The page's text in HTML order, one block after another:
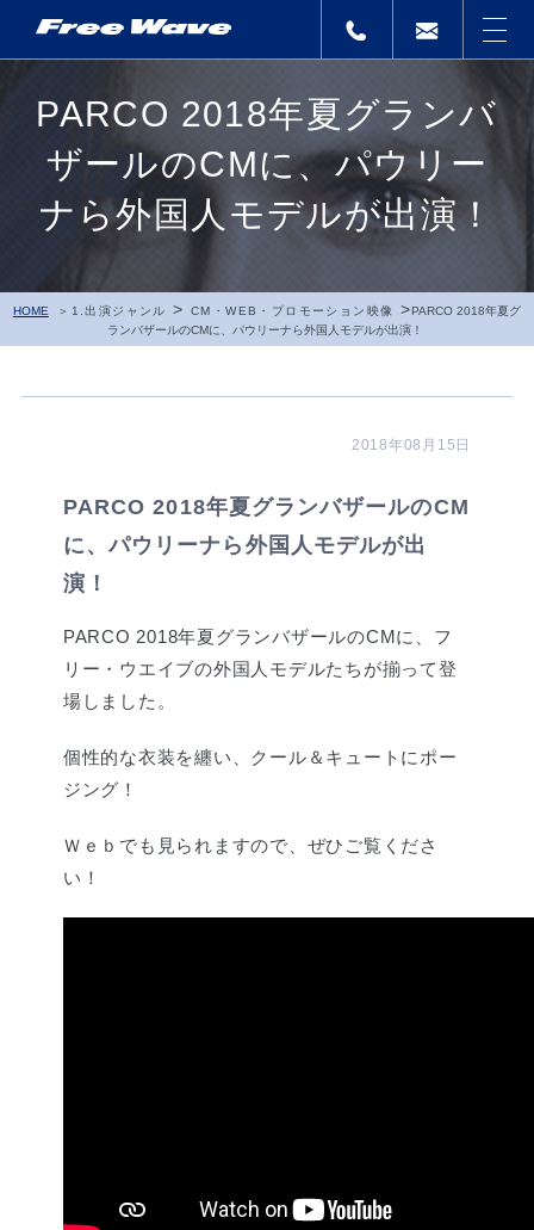
PARCO 2018年夏グランバ
ザールのCMに、パウリー
ナら外国人モデルが出演！
HOME 1.出演ジャンル > CM・WEB・プロモーション映像 >PARCO 2018年夏グ
ランバザールのCMに、パウリーナら外国人モデルが出演！
2018年08月15日
PARCO 2018年夏グランバザールのCM
に、パウリーナら外国人モデルが出
演！
PARCO 2018年夏グランバザールのCMに、フ
リー・ウエイブの外国人モデルたちが揃って登
場しました。
個性的な衣装を纏い、クール＆キュートにポー
ジング！
Ｗｅｂでも見られますので、ぜひご覧くださ
い！